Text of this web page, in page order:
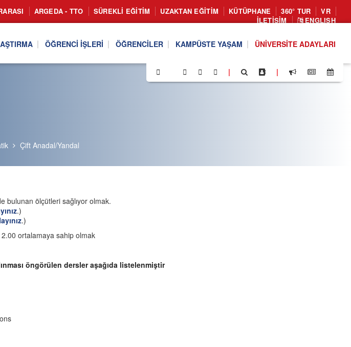
ARGEDA - TTO SÜREKLI EĞITIM UZAKTAN EĞITIM KÜTÜPHANE 360° TUR
VR
İLETIŞIM
ENGLISH
ÖĞRENCI İŞLERI ÖĞRENCILER KAMPÜSTE YAŞAM ÜNIVERSITE ADAYLARI
| |
Çift Anadal/Yandal
bulunan ölçütleri sağlıyor olmak.
.)
.)
2.00 ortalamaya sahip olmak
öngörülen dersler aşağıda listelenmiştir